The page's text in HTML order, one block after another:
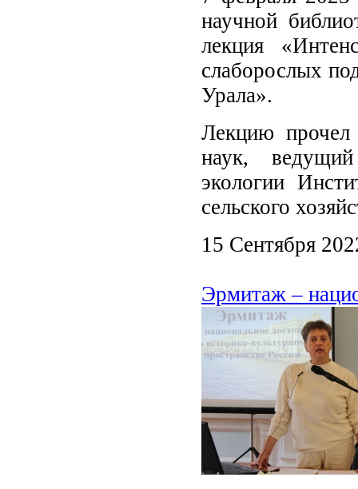
научной
лекция
слаборослых
Урала».
Лекцию прочел
наук,
экологии
сельского
15 Сентября
Эрмитаж –